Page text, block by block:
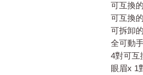
可互換
可互換
可拆卸
全可動
4對可互
眼眉x 1